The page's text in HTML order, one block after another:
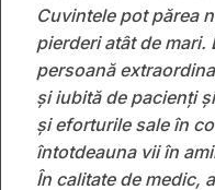
Cuvintele pot părea
pierderi atât de
persoană
și iubită de pacienți
și eforturile sale în
întotdeauna vii în
În calitate de medic,